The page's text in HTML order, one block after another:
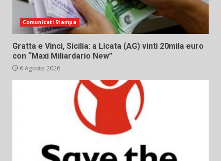
Comunicati Stampa
Gratta e Vinci, Sicilia: a Licata (AG) vinti 20mila euro
con “Maxi Miliardario New”
6 Agosto 2026